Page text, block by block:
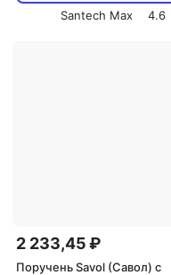
Santech Max
4.6
2 233,45 ₽
Поручень Savol (Савол) с